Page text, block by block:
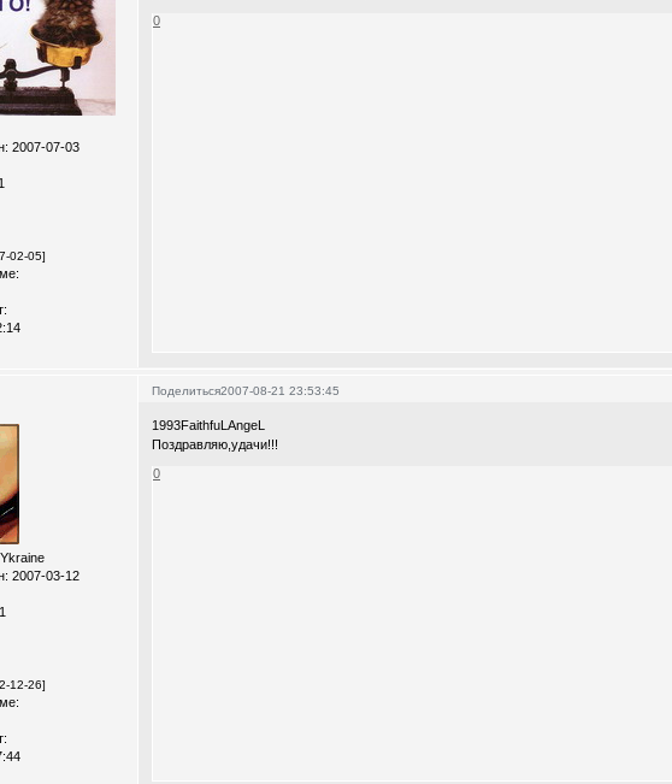
: 2007-07-03
02-05]
0
Поделиться2007-08-21 23:53:45
: 2007-03-12
12-26]
1993FaithfuLAngeL
Поздравляю,удачи!!!
0